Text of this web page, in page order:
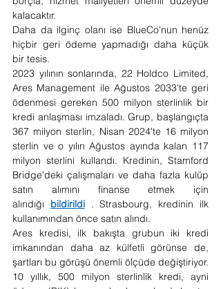
kalacaktır.
Daha da ilginç olanı ise BlueCo'nun henüz
hiçbir geri ödeme yapmadığı daha küçük
bir tesis.
2023 yılının sonlarında, 22 Holdco Limited,
Ares Management ile Ağustos 2033'te geri
ödenmesi gereken 500 milyon sterlinlik bir
kredi anlaşması imzaladı. Grup, başlangıçta
367 milyon sterlin, Nisan 2024'te 16 milyon
sterlin ve o yılın Ağustos ayında kalan 117
milyon sterlini kullandı. Kredinin, Stamford
Bridge'deki çalışmaları ve daha fazla kulüp
satın alımını finanse etmek için
alındığı bildirildi . Strasbourg, kredinin ilk
kullanımından önce satın alındı.
Ares kredisi, ilk bakışta grubun iki kredi
imkanından daha az külfetli görünse de,
şartları bu görüşü önemli ölçüde değiştiriyor.
10 yıllık, 500 milyon sterlinlik kredi, ayni